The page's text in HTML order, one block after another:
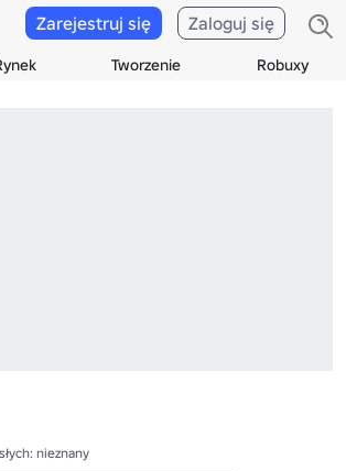
Tworzenie Robuxy
Zarejestruj się Zaloguj się
nieznany